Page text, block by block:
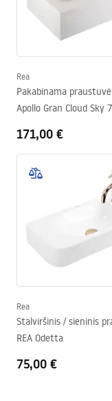
Rea
Pakabinama praustuvė
Apollo Gran Cloud Sky
171,00 €
Rea
Stalviršinis / sieninis
REA Odetta
75,00 €